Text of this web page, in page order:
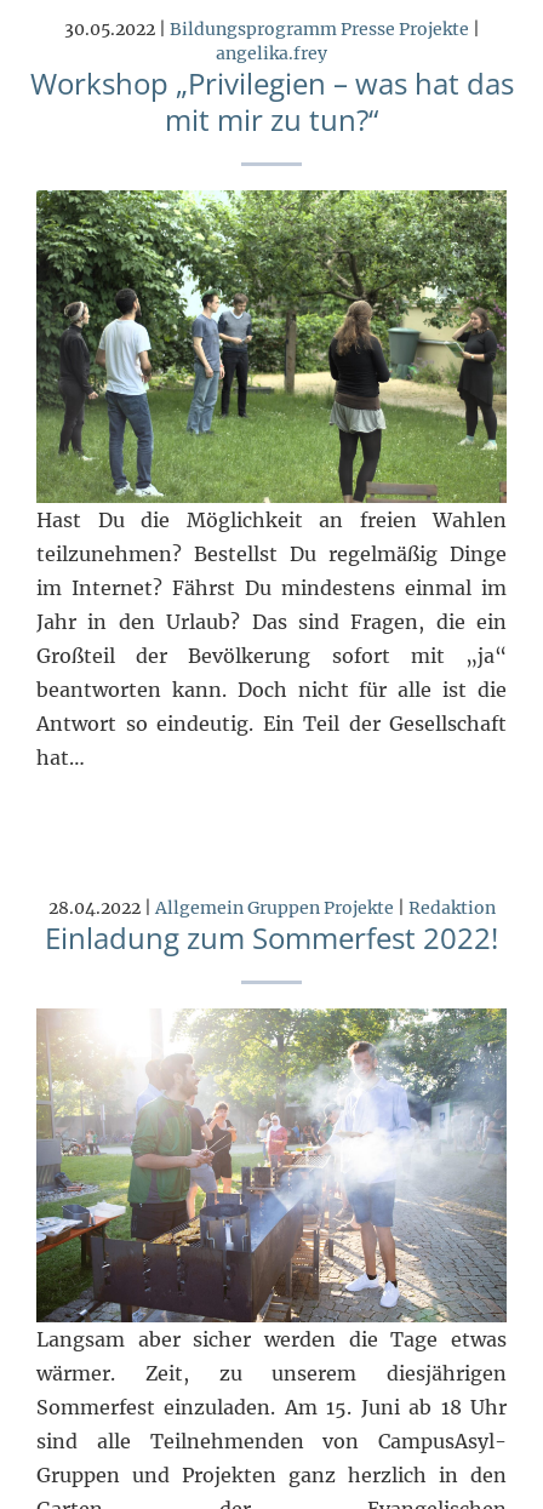
30.05.2022 | BildungsprogrammPresse Projekte
angelika.frey
Workshop „Privilegien – was hat das
mit mir zu tun?“
Hast Du die Möglichkeit an freien Wahlen
teilzunehmen? Bestellst Du regelmäßig Dinge
im Internet? Fährst Du mindestens einmal im
Jahr in den Urlaub? Das sind Fragen, die ein
Großteil der Bevölkerung sofort mit „ja“
beantworten kann. Doch nicht für alle ist die
Antwort so eindeutig. Ein Teil der Gesellschaft
hat…
28.04.2022 |AllgemeinGruppenProjekte Redaktion
Einladung zum Sommerfest 2022!
Langsam aber sicher werden die Tage etwas
wärmer. Zeit, zu unserem diesjährigen
Sommerfest einzuladen. Am 15. Juni ab 18 Uhr
sind alle Teilnehmenden von CampusAsyl-
Gruppen und Projekten ganz herzlich in den